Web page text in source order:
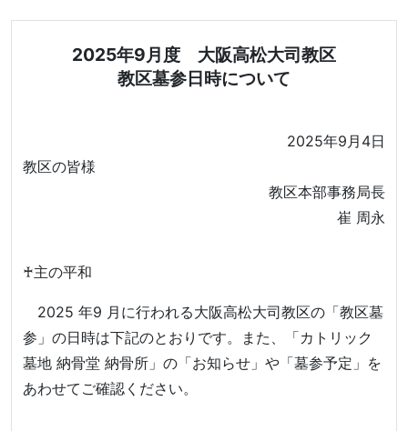
2025年9月度 大阪高松大司教区
教区墓参日時について
2025年9月4日
教区の皆様
教区本部事務局長
崔 周永
♰主の平和
2025 年9 月に行われる大阪高松大司教区の「教区墓
参」の日時は下記のとおりです。また、「カトリック
墓地 納骨堂 納骨所」の「お知らせ」や「墓参予定」を
あわせてご確認ください。